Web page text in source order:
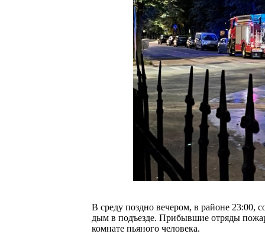
В среду поздно вечером, в районе 23:00,
дым в подъезде. Прибывшие отряды
комнате пьяного человека.